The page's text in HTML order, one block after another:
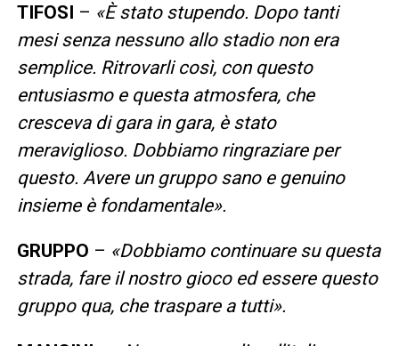
TIFOSI – «È stato stupendo. Dopo tanti
mesi senza nessuno allo stadio non era
semplice. Ritrovarli così, con questo
entusiasmo e questa atmosfera, che
cresceva di gara in gara, è stato
meraviglioso. Dobbiamo ringraziare per
questo. Avere un gruppo sano e genuino
insieme è fondamentale».
GRUPPO – «Dobbiamo continuare su questa
strada, fare il nostro gioco ed essere questo
gruppo qua, che traspare a tutti».